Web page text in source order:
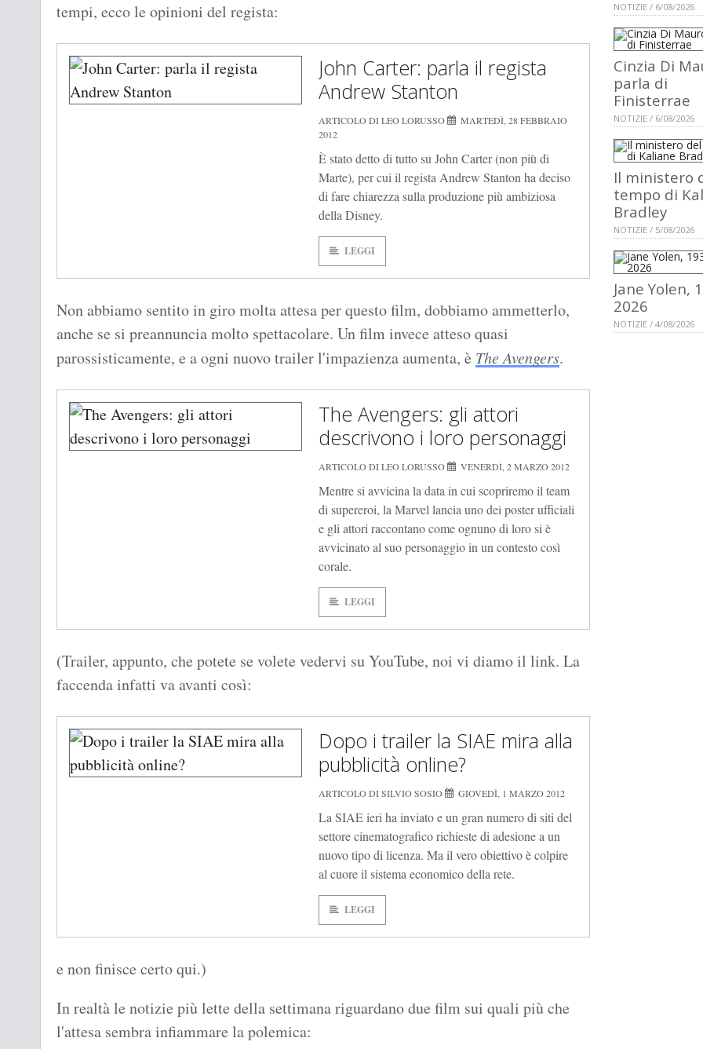
tempi, ecco le opinioni del regista:
John Carter: parla il regista
Andrew Stanton
ARTICOLO DI LEO LORUSSO
MARTEDÌ, 28 FEBBRAIO
2012
È stato detto di tutto su John Carter (non più di
Marte), per cui il regista Andrew Stanton ha deciso
di fare chiarezza sulla produzione più ambiziosa
della Disney.
LEGGI
Non abbiamo sentito in giro molta attesa per questo film, dobbiamo ammetterlo,
anche se si preannuncia molto spettacolare. Un film invece atteso quasi
parossisticamente, e a ogni nuovo trailer l'impazienza aumenta, è The Avengers.
The Avengers: gli attori
descrivono i loro personaggi
ARTICOLO DI LEO LORUSSO VENERDÌ, 2 MARZO 2012
Mentre si avvicina la data in cui scopriremo il team
di supereroi, la Marvel lancia uno dei poster ufficiali
e gli attori raccontano come ognuno di loro si è
avvicinato al suo personaggio in un contesto così
corale.
LEGGI
(Trailer, appunto, che potete se volete vedervi su YouTube, noi vi diamo il link. La
faccenda infatti va avanti così:
Dopo i trailer la SIAE mira alla
pubblicità online?
ARTICOLO DI SILVIO SOSIO GIOVEDÌ, 1 MARZO 2012
La SIAE ieri ha inviato e un gran numero di siti del
settore cinematografico richieste di adesione a un
nuovo tipo di licenza. Ma il vero obiettivo è colpire
al cuore il sistema economico della rete.
LEGGI
e non finisce certo qui.)
In realtà le notizie più lette della settimana riguardano due film sui quali più che
l'attesa sembra infiammare la polemica:
NOTIZIE / 6/08/2026
Cinzia Di
parla di
Finisterrae
NOTIZIE / 6/08/2026
Il ministero
tempo di
Bradley
NOTIZIE / 5/08/2026
Jane Yolen,
2026
NOTIZIE / 4/08/2026